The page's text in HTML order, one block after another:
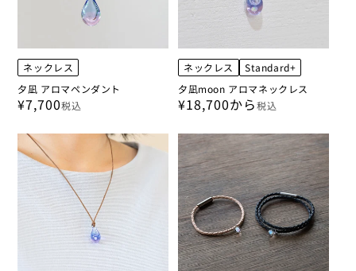
ネックレス
夕凪 アロマペンダント
¥7,700税込
ネックレス
Standard+
夕凪moon アロマネックレス
¥18,700から税込